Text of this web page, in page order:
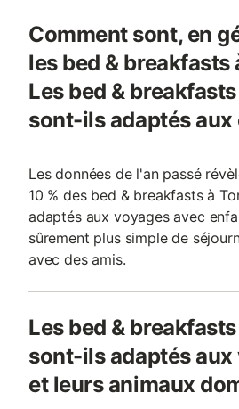
Comment sont, en
les bed & breakfasts
Les bed &
sont-ils adaptés aux
Les données de l'an passé
10 % des bed & breakfasts à
adaptés aux voyages avec
sûrement plus simple de
avec des amis.
Les bed &
sont-ils adaptés
et leurs animaux